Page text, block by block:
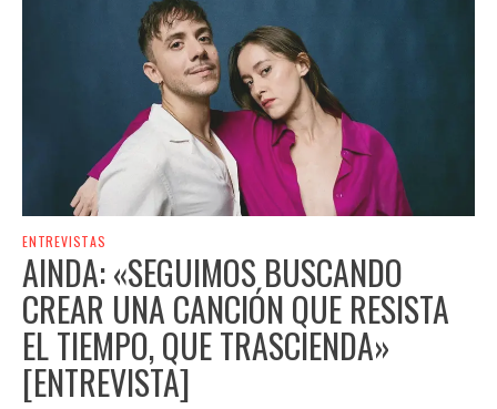
ENTREVISTAS
AINDA: «SEGUIMOS BUSCANDO
CREAR UNA CANCIÓN QUE RESISTA
EL TIEMPO, QUE TRASCIENDA»
[ENTREVISTA]